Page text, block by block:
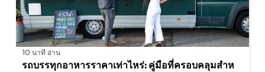
10 นาที อ่าน
รถบรรทุกอาหารราคาเท่าไหร่: คู่มือที่ครอบคลุมสําห